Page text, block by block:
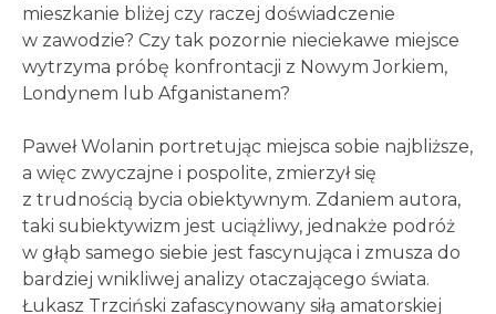
mieszkanie bliżej czy raczej doświadczenie
w zawodzie? Czy tak pozornie nieciekawe miejsce
wytrzyma próbę konfrontacji z Nowym Jorkiem,
Londynem lub Afganistanem?
Paweł Wolanin portretując miejsca sobie najbliższe,
a więc zwyczajne i pospolite, zmierzył się
z trudnością bycia obiektywnym. Zdaniem autora,
taki subiektywizm jest uciążliwy, jednakże podróż
w głąb samego siebie jest fascynująca i zmusza do
bardziej wnikliwej analizy otaczającego świata.
Łukasz Trzciński zafascynowany siłą amatorskiej